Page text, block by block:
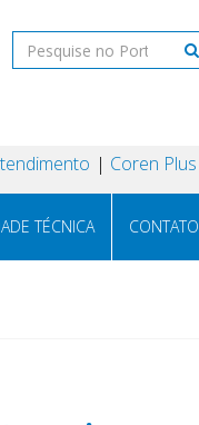
Coren Plus
TÉCNICA CONTATO